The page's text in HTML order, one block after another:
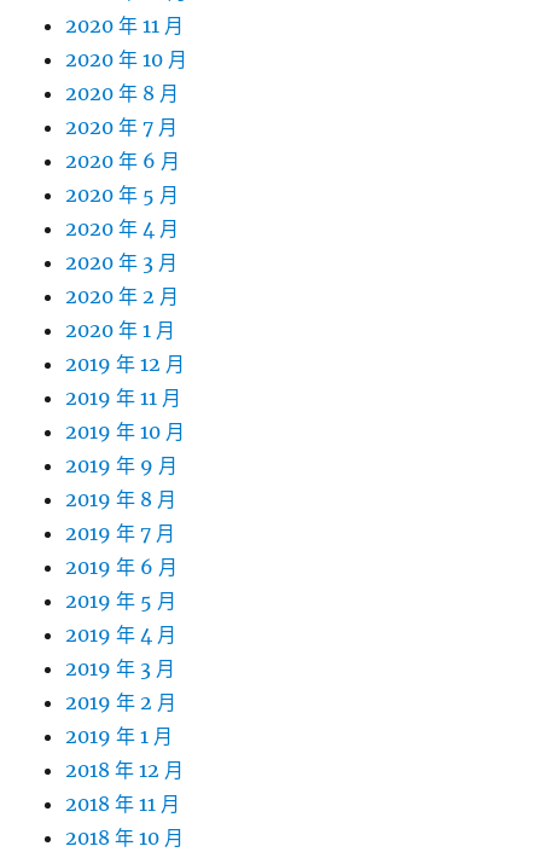
2020 年 11 月
2020 年 10 月
2020 年 8 月
2020 年 7 月
2020 年 6 月
2020 年 5 月
2020 年 4 月
2020 年 3 月
2020 年 2 月
2020 年 1 月
2019 年 12 月
2019 年 11 月
2019 年 10 月
2019 年 9 月
2019 年 8 月
2019 年 7 月
2019 年 6 月
2019 年 5 月
2019 年 4 月
2019 年 3 月
2019 年 2 月
2019 年 1 月
2018 年 12 月
2018 年 11 月
2018 年 10 月